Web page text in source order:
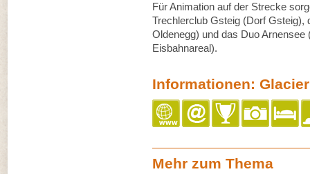
Für Animation auf der Strecke
Trechlerclub Gsteig (Dorf Gsteig),
Oldenegg) und das Duo
Eisbahnareal).
Informationen:
Mehr zum Thema